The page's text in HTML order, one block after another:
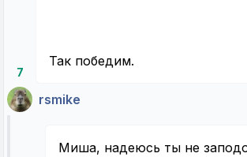
7
Так победим.
rsmike
Миша, надеюсь ты не